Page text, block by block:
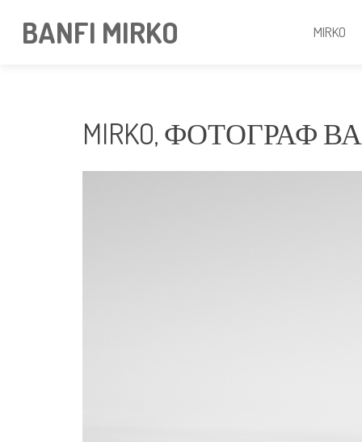
BANFI MIRKO MIRKO
MIRKO, ФОТОГРАФ